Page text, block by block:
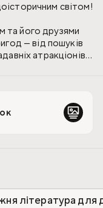
світом!
та його друзями
— від пошуків
атракціонів.
на відкриття та
література для